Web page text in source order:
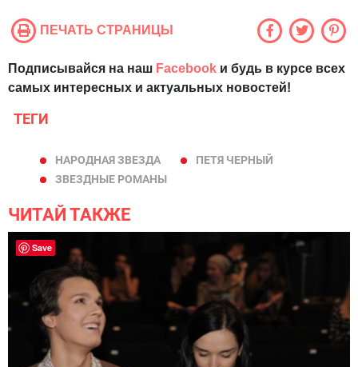
ПЕЧАТЬ СТРАНИЦЫ
Подписывайся на наш Facebook и будь в курсе всех
самых интересных и актуальных новостей!
ТЕГИ
НАРОДНАЯ ЗВЕЗДА
ПЕТЯ ЧЕРНЫЙ
ЗВЕЗДНЫЕ РОМАНЫ
ЧИТАЙ ТАКЖЕ
Save